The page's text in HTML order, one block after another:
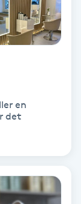
en
det